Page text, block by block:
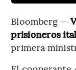
Bloomberg —
prisioneros
primera